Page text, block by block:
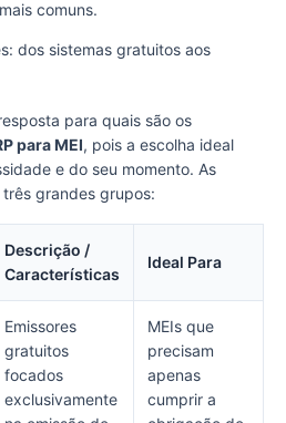
comuns.
dos sistemas gratuitos aos
para quais são os
para MEI, pois a escolha ideal
e do seu momento. As
grandes grupos:
Descrição /
Características
Ideal Para
Emissores
gratuitos
focados
exclusivamente
MEIs que
precisam
apenas
cumprir a